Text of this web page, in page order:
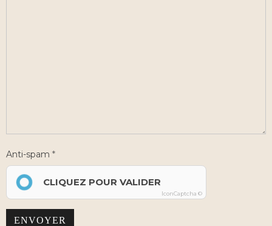
Anti-spam
CLIQUEZ POUR VALIDER
IconCaptcha ©
ENVOYER